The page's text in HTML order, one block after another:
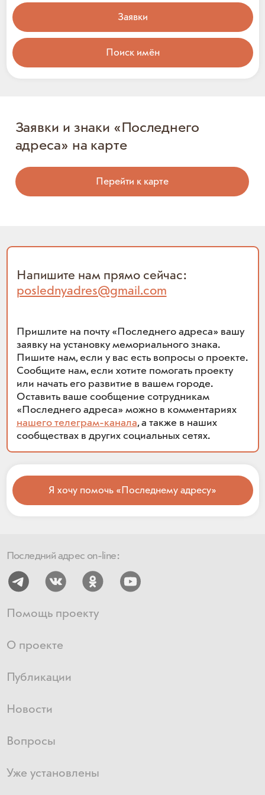
Заявки
Поиск имён
Заявки и знаки «Последнего
адреса» на карте
Перейти к карте
Напишите нам прямо сейчас:
poslednyadres@gmail.com
Пришлите на почту «Последнего адреса» вашу
заявку на установку мемориального знака.
Пишите нам, если у вас есть вопросы о проекте.
Сообщите нам, если хотите помогать проекту
или начать его развитие в вашем городе.
Оставить ваше сообщение сотрудникам
«Последнего адреса» можно в комментариях
нашего телеграм-канала, а также в наших
сообществах в других социальных сетях.
Я хочу помочь «Последнему адресу»
Последний адрес on-line:
Помощь проекту
О проекте
Публикации
Новости
Вопросы
Уже установлены